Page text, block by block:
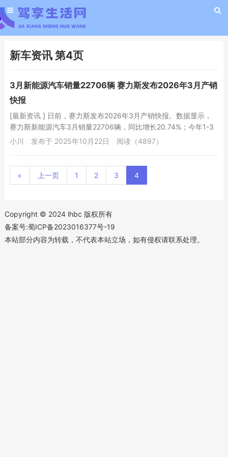
新车资讯 第4页
3月新能源汽车销量22706辆 赛力斯发布2026年3月产销
快报
[最新资讯 ] 日前，赛力斯发布2026年3月产销快报。数据显示，
赛力斯新能源汽车3月销量22706辆，同比增长20.74%；今年1-3
月累计销量达78500辆...
小川 发布于 2025年10月22日 阅读（4897）
« 上一页 1 2 3 4
Copyright © 2024 lhbc 版权所有
备案号:蜀ICP备2023016377号-19
本站部分内容为转载，不代表本站立场，如有侵权请联系处理。